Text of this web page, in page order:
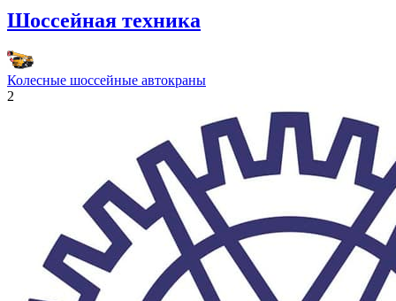
Шоссейная техника
Колесные шоссейные автокраны
2